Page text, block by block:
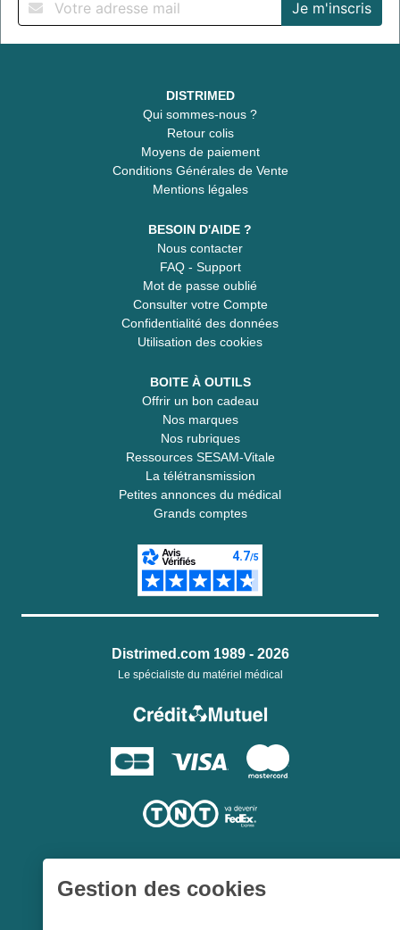
DISTRIMED
Qui sommes-nous ?
Retour colis
Moyens de paiement
Conditions Générales de Vente
Mentions légales
BESOIN D'AIDE ?
Nous contacter
FAQ - Support
Mot de passe oublié
Consulter votre Compte
Confidentialité des données
Utilisation des cookies
BOITE À OUTILS
Offrir un bon cadeau
Nos marques
Nos rubriques
Ressources SESAM-Vitale
La télétransmission
Petites annonces du médical
Grands comptes
Distrimed.com 1989 - 2026
Le spécialiste du matériel médical
Gestion des cookies